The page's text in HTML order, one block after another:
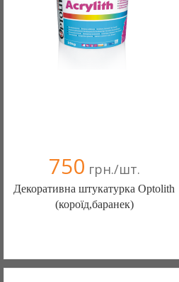
750 грн./шт.
Декоративна штукатурка Optolith
(короїд,баранек)
068 0313690